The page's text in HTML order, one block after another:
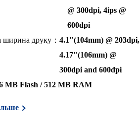
@ 300dpi, 4ips @
600dpi
друку： 4.1"(104mm) @ 203dpi,
4.17"(106mm) @
300dpi and 600dpi
MB Flash / 512 MB RAM